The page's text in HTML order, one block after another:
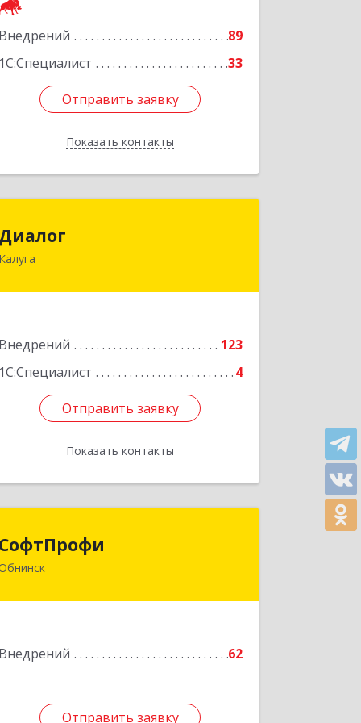
Внедрений
89
1С:Специалист
33
Отправить заявку
Показать контакты
Отправить заявку
Назад
Диалог
Калуга
Внедрений
123
1С:Специалист
4
Отправить заявку
Показать контакты
Подробнее
Отправить заявку
Назад
СофтПрофи
Внедрений 62
Отправить заявку
249038, Калужская обл, Обнинск г,
Отправить заявку